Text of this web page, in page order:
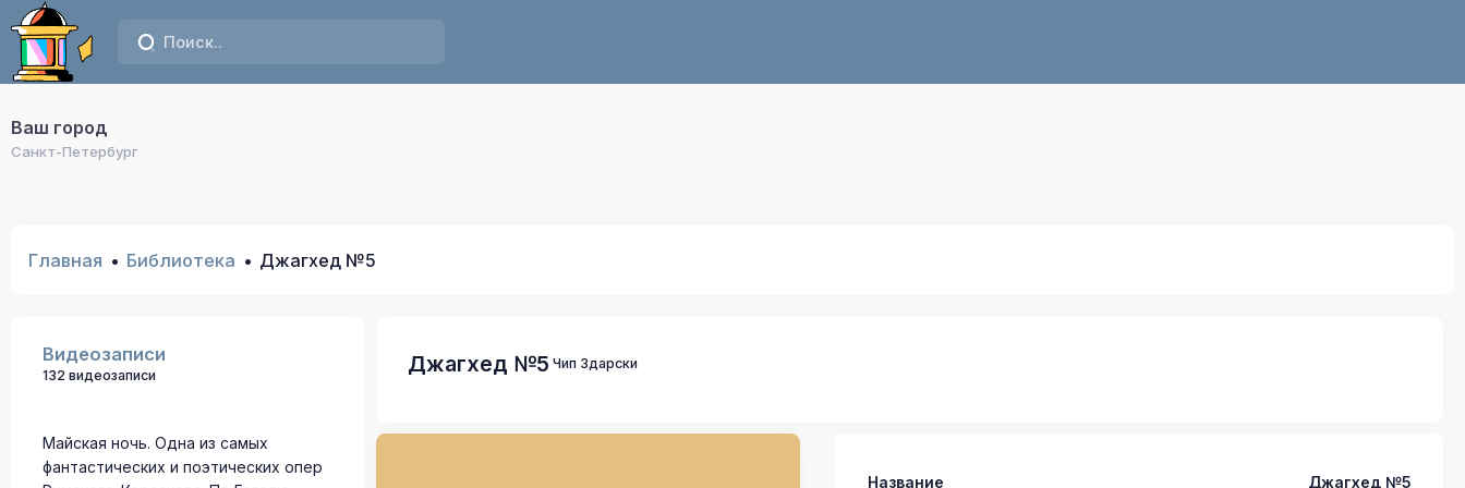
Ваш город
Санкт-Петербург
Главная Библиотека Джагхед №5
Видеозаписи
132 видеозаписи
Майская ночь. Одна из самых
фантастических и поэтических опер
Джагхед №5 Чип Здарски
Название Джагхед №5